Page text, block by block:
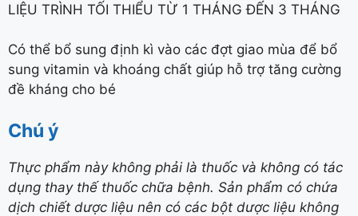
LIỆU TRÌNH TỐI THIỂU TỪ 1 THÁNG ĐẾN 3 THÁNG
Có thể bổ sung định kì vào các đợt giao mùa để bổ
sung vitamin và khoáng chất giúp hỗ trợ tăng cường
đề kháng cho bé
Chú ý
Thực phẩm này không phải là thuốc và không có tác
dụng thay thế thuốc chữa bệnh. Sản phẩm có chứa
dịch chiết dược liệu nên có các bột dược liệu không